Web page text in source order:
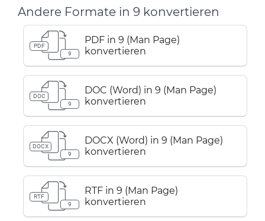
Andere Formate in 9 konvertieren
PDF
9
PDF in 9 (Man Page)
konvertieren
DOC
9
DOC (Word) in 9 (Man Page)
konvertieren
DOCX
9
DOCX (Word) in 9 (Man Page)
konvertieren
RTF
9
RTF in 9 (Man Page)
konvertieren